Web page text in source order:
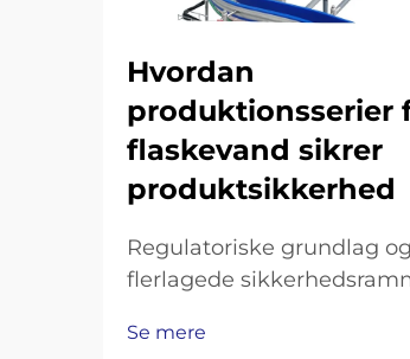
Hvordan
produktionsserier
flaskevand sikrer
produktsikkerhed
Regulatoriske grundlag
flerlagede
for produktionslinjer til
Se mere